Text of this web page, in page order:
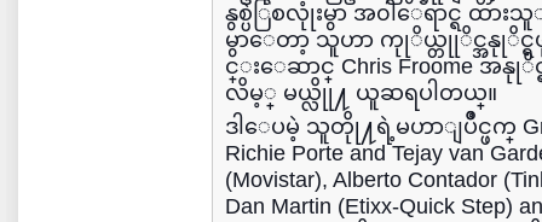
နွစ္ပဲြစလုုံးမွာ အ၀ါေရာင္ရ ထား
မွာေတာ့ သူဟာ ကုုိယ္တုုိင္အနုုိင္
င္းေဆာင္ Chris Froome အနုုိင္
လိမ့္ မယ္လိုု႔ ယူဆရပါတယ္။
ဒါေပမဲ့ သူတိုု႔ရဲ့မဟာျပိဳင္ဖက္
Richie Porte and Tejay van
(Movistar), Alberto Contador
Dan Martin (Etixx-Quick Step)